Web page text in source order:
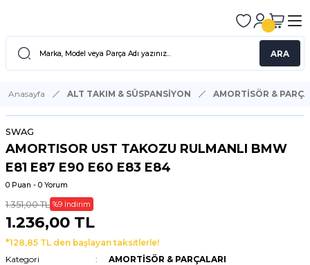
ARA
Anasayfa ALT TAKIM & SÜSPANSİYON AMORTİSÖR &
SWAG
AMORTISOR UST TAKOZU RULMANLI BMW
E81 E87 E90 E60 E83 E84
0 Puan - 0 Yorum
1.351,00 TL %9 İndirim
1.236,00 TL
*128,85 TL den başlayan taksitlerle!
Kategori
AMORTİSÖR & PARÇALARI